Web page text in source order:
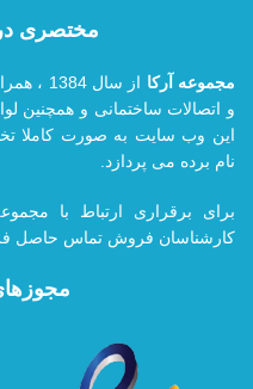
مختصری
مجموعه آرکا از سال 1384 ، همراه با 20
و اتصالات ساختمانی و همچنین
این وب سایت به صورت
نام برده می پردازد.
برای برقراری ارتباط با
کارشناسان فروش تماس حاصل